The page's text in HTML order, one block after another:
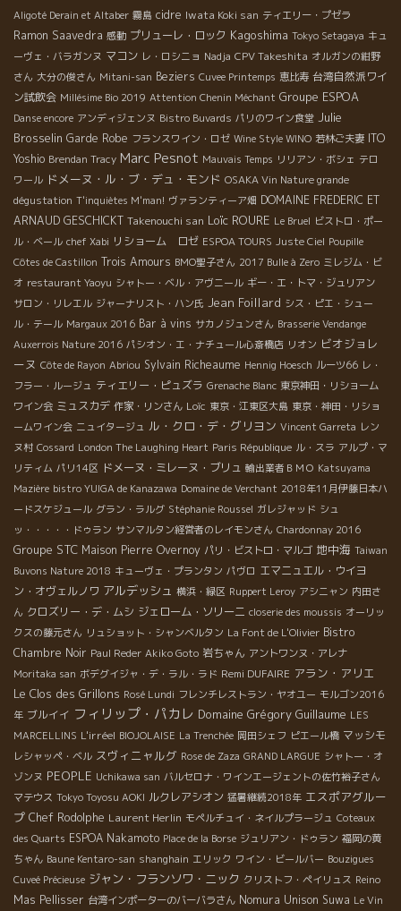
Aligoté Derain et Altaber 霧島 cidre Iwata Koki san ティエリー・プゼラ
Ramon Saavedra 感動 プリューレ・ロック Kagoshima Tokyo Setagaya キュ
ーヴェ・バラガンヌ マコン レ・ロシニョ Nadja CPV Takeshita オルガンの紺野
さん 大分の俊さん Mitani-san Beziers Cuvee Printemps 恵比寿 台湾自然派ワイ
ン試飲会 Millésime Bio 2019 Attention Chenin Méchant Groupe ESPOA
Danse encore アンディジェンヌ Bistro Buvards パリのワイン食堂 Julie
Brosselin Garde Robe フランスワイン・ロゼ Wine Style WINO 若林ご夫妻 ITO
Yoshio Brendan Tracy Marc Pesnot Mauvais Temps リリアン・ボシェ テロ
ワール ドメーヌ・ル・ブ・デュ・モンド OSAKA Vin Nature grande
dégustation T'inquiètes M'man! ヴァランティーア畑 DOMAINE FREDERIC ET
ARNAUD GESCHICKT Takenouchi san Loïc ROURE Le Bruel ビストロ・ポー
ル・ベール chef Xabi リショーム ロゼ ESPOA TOURS Juste Ciel Poupille
Côtes de Castillon Trois Amours BMO聖子さん 2017 Bulle à Zero ミレジム・ビ
オ restaurant Yaoyu シャトー・ベル・アヴニール ギー・エ・トマ・ジュリアン
サロン・リレエル ジャーナリスト・ハン氏 Jean Foillard シス・ピエ・シュー
ル・テール Margaux 2016 Bar à vins サカノジュンさん Brasserie Vendange
Auxerrois Nature 2016 パシオン・エ・ナチュール心斎橋店 リオン ビオジョレ
ーヌ Côte de Rayon Abriou Sylvain Richeaume Hennig Hoesch ルーツ66 レ・
フラー・ルージュ ティエリー・ピュズラ Grenache Blanc 東京神田・リショーム
ワイン会 ミュスカデ 作家・リンさん Loïc 東京・江東区大島 東京・神田・リショ
ームワイン会 ニュイタージュ ル・クロ・デ・グリヨン Vincent Garreta レン
ヌ村 Cossard London The Laughing Heart Paris République ル・スラ アルプ・マ
リティム パリ14区 ドメーヌ・ミレーヌ・ブリュ 輸出業者ＢＭＯ Katsuyama
Mazière bistro YUIGA de Kanazawa Domaine de Verchant 2018年11月伊藤日本ハ
ードスケジュール グラン・ラルグ Stéphanie Roussel ガレジャッド シュ
ッ・・・・・ドゥラン サンマルタン経営者のレイモンさん Chardonnay 2016
Groupe STC Maison Pierre Overnoy パリ・ビストロ・マルゴ 地中海 Taiwan
Buvons Nature 2018 キューヴェ・プランタン パヴロ エマニュエル・ウイヨ
ン・オヴェルノワ アルデッシュ 横浜・緑区 Ruppert Leroy アシニャン 内田さ
ん クロズリー・デ・ムシ ジェローム・ソリーニ closerie des moussis オーリッ
クスの藤元さん リュショット・シャンベルタン La Font de L'Olivier Bistro
Chambre Noir Paul Reder Akiko Goto 岩ちゃん アントワンヌ・アレナ
Moritaka san ボデグイジャ・デ・ラル・ラド Remi DUFAIRE アラン・アリエ
Le Clos des Grillons Rosé Lundi フレンチレストラン・ヤオユー モルゴン2016
年 ブルイイ フィリップ・パカレ Domaine Grégory Guillaume LES
MARCELLINS L'irréel BIOJOLAISE La Trenchée 岡田シェフ ピエール橋 マッシモ
レシャッペ・ベル スヴィニャルグ Rose de Zaza GRAND LARGUE シャトー・オ
ゾンヌ PEOPLE Uchikawa san バルセロナ・ワインエージェントの佐竹裕子さん
マテウス Tokyo Toyosu AOKI ルクレアシオン 猛暑継続2018年 エスポアグルー
プ Chef Rodolphe Laurent Herlin モペルチュイ・ネイルプラージュ Coteaux
des Quarts ESPOA Nakamoto Place de la Borse ジュリアン・ドゥラン 福岡の黄
ちゃん Baune Kentaro-san shanghain エリック ワイン・ビールバー Bouzigues
Cuveé Précieuse ジャン・フランソワ・ニック クリストフ・ペイリュス Reino
Mas Pellisser 台湾インポーターのバーバラさん Nomura Unison Suwa Le Vin